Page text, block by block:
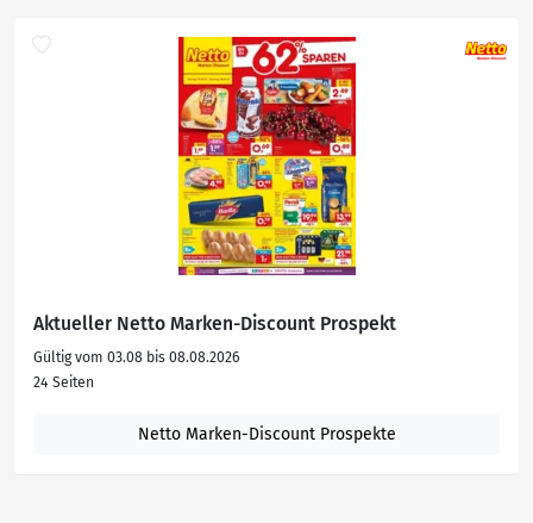
Aktueller Netto Marken-Discount Prospekt
Gültig vom 03.08 bis 08.08.2026
24 Seiten
Netto Marken-Discount Prospekte